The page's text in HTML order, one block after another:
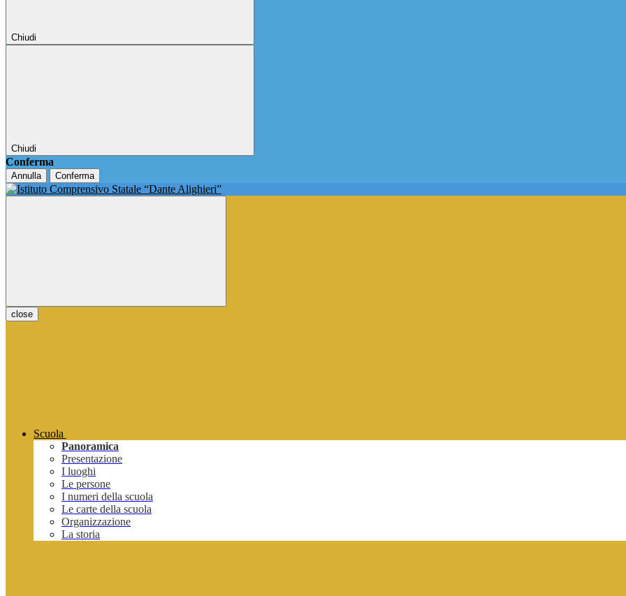
Chiudi
Chiudi
Conferma
Annulla Conferma
close
Scuola
Panoramica
Presentazione
I luoghi
Le persone
I numeri della scuola
Le carte della scuola
Organizzazione
La storia